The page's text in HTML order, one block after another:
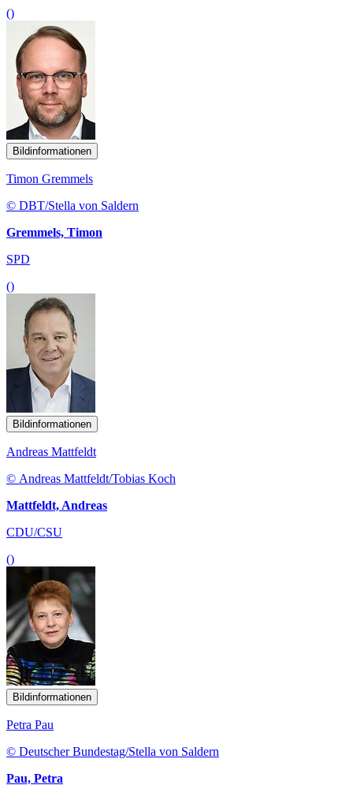
()
Bildinformationen
Timon Gremmels
© DBT/Stella von Saldern
Gremmels, Timon
SPD
()
Bildinformationen
Andreas Mattfeldt
© Andreas Mattfeldt/Tobias Koch
Mattfeldt, Andreas
CDU/CSU
()
Bildinformationen
Petra Pau
© Deutscher Bundestag/Stella von Saldern
Pau, Petra